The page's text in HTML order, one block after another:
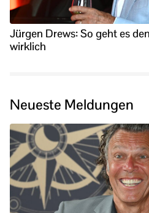
Jürgen Drews: So geht es
wirklich
Neueste Meldungen